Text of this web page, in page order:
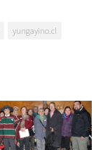
yungayino.cl